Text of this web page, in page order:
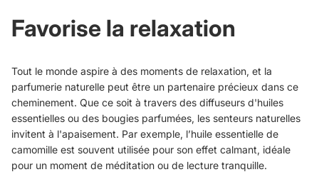
Favorise la relaxation
Tout le monde aspire à des moments de relaxation, et la
parfumerie naturelle peut être un partenaire précieux dans ce
cheminement. Que ce soit à travers des diffuseurs d'huiles
essentielles ou des bougies parfumées, les senteurs naturelles
invitent à l'apaisement. Par exemple, l’huile essentielle de
camomille est souvent utilisée pour son effet calmant, idéale
pour un moment de méditation ou de lecture tranquille.